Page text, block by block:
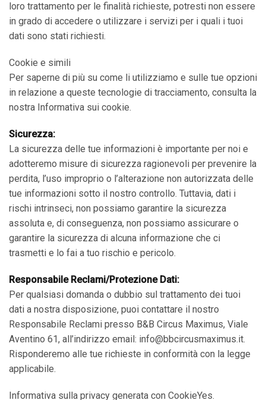
loro trattamento per le finalità richieste, potresti non essere
in grado di accedere o utilizzare i servizi per i quali i tuoi
dati sono stati richiesti.
Cookie e simili
Per saperne di più su come li utilizziamo e sulle tue opzioni
in relazione a queste tecnologie di tracciamento, consulta la
nostra Informativa sui cookie.
Sicurezza:
La sicurezza delle tue informazioni è importante per noi e
adotteremo misure di sicurezza ragionevoli per prevenire la
perdita, l’uso improprio o l’alterazione non autorizzata delle
tue informazioni sotto il nostro controllo. Tuttavia, dati i
rischi intrinseci, non possiamo garantire la sicurezza
assoluta e, di conseguenza, non possiamo assicurare o
garantire la sicurezza di alcuna informazione che ci
trasmetti e lo fai a tuo rischio e pericolo.
Responsabile Reclami/Protezione Dati:
Per qualsiasi domanda o dubbio sul trattamento dei tuoi
dati a nostra disposizione, puoi contattare il nostro
Responsabile Reclami presso B&B Circus Maximus, Viale
Aventino 61, all’indirizzo email: info@bbcircusmaximus.it.
Risponderemo alle tue richieste in conformità con la legge
applicabile.
Informativa sulla privacy generata con CookieYes.